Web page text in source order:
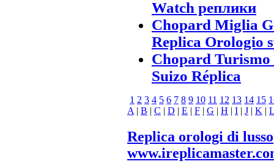
Watch реплики
Chopard Miglia
Replica Orologio
Chopard
Suizo Réplica
1 2 3 4 5 6 7 8 9 10 11 12 13 14 15
A | B | C | D | E | F | G | H | I | J | K | L
Replica orologi di lusso